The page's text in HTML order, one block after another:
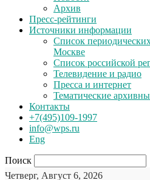
Архив
Пресс-рейтинги
Источники информации
Список
Москве
Список российской
Телевидение и радио
Пресса и интернет
Тематические
Контакты
+7(495)109-1997
info@wps.ru
Eng
Поиск
Четверг, Август 6, 2026